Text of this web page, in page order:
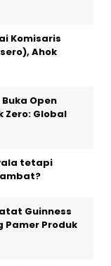
Komisaris
Ahok
Open
Zero: Global
tetapi
Guinness
Pamer Produk